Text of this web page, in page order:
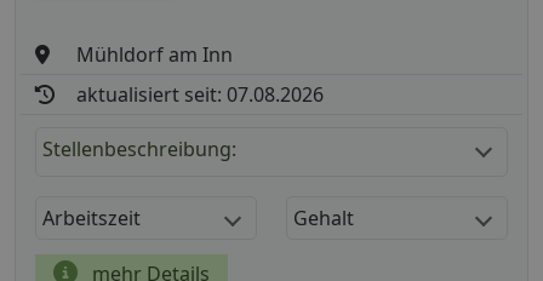
Mühldorf am Inn
aktualisiert seit: 07.08.2026
Stellenbeschreibung:
Arbeitszeit Gehalt
mehr Details